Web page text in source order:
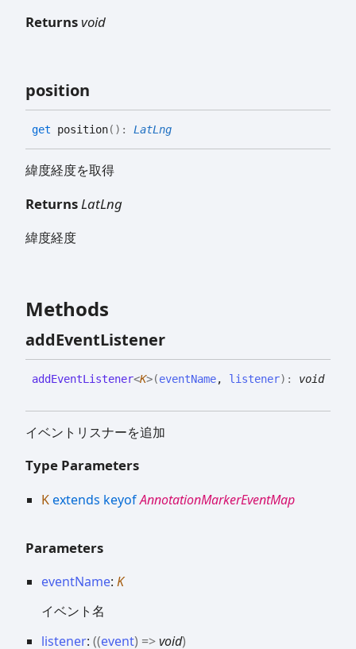
Returnsvoid
position
get position( ) : LatLng
緯度経度を取得
Returns LatLng
緯度経度
Methods
addEventListener
addEventListener<K>(eventName, listener) : void
イベントリスナーを追加
Type Parameters
Kextends keyofAnnotationMarkerEventMap
Parameters
eventName: K
イベント名
listener: ((event) =>void)